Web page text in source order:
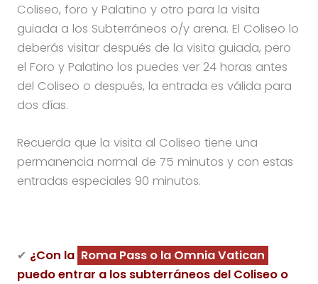
Coliseo, foro y Palatino y otro para la visita
guiada a los Subterráneos o/y arena. El Coliseo lo
deberás visitar después de la visita guiada, pero
el Foro y Palatino los puedes ver 24 horas antes
del Coliseo o después, la entrada es válida para
dos días.
Recuerda que la visita al Coliseo tiene una
permanencia normal de 75 minutos y con estas
entradas especiales 90 minutos.
✔ ¿Con la Roma Pass o la Omnia Vatican
puedo entrar a los subterráneos del Coliseo o